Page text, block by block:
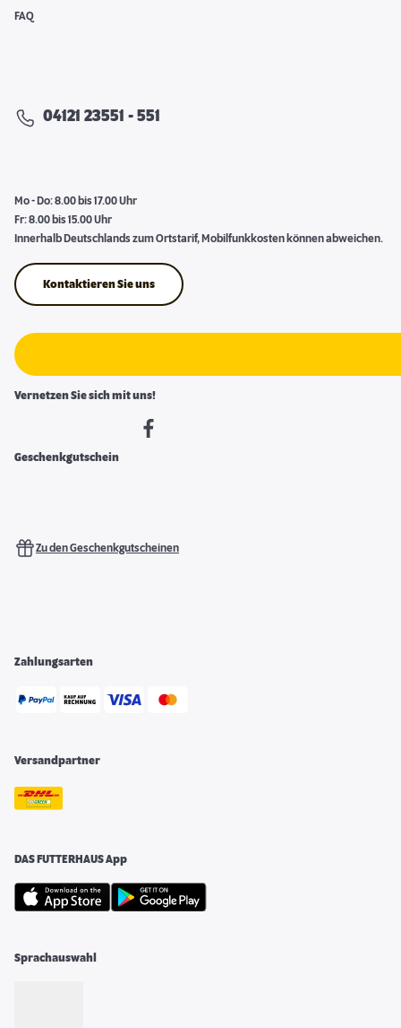
FAQ
04121 23551 - 551
Mo - Do: 8.00 bis 17.00 Uhr
Fr: 8.00 bis 15.00 Uhr
Innerhalb Deutschlands zum Ortstarif, Mobilfunkkosten können abweichen.
Kontaktieren Sie uns
Vernetzen Sie sich mit uns!
Geschenkgutschein
Zu den Geschenkgutscheinen
Zahlungsarten
Versandpartner
DAS FUTTERHAUS App
Sprachauswahl